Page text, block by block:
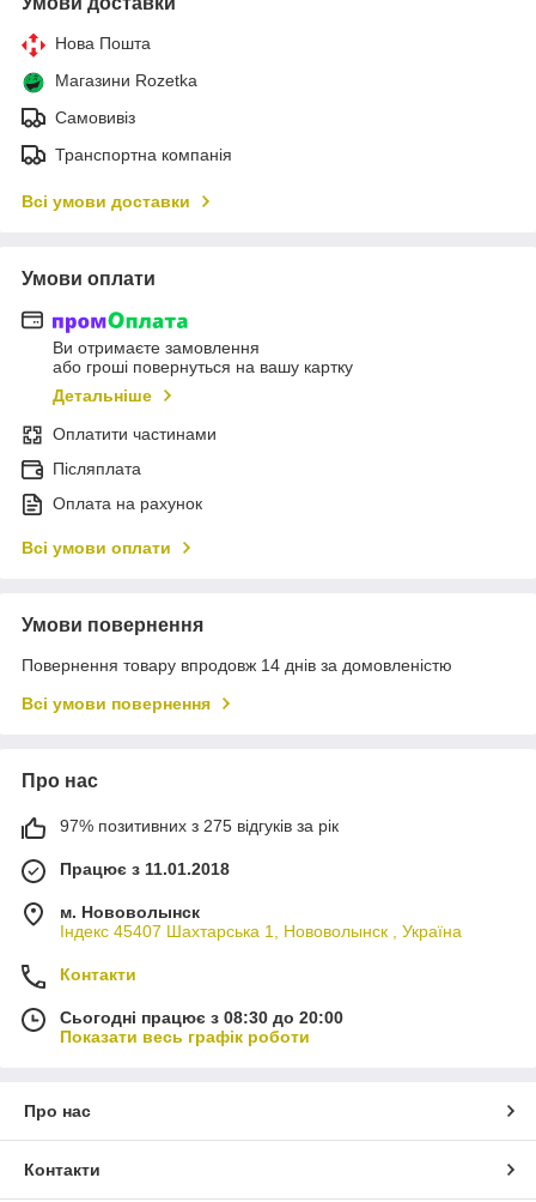
Нова Пошта
Магазини Rozetka
Самовивіз
Транспортна компанія
Всі умови доставки
Умови оплати
Ви отримаєте замовлення
або гроші повернуться на вашу картку
Детальніше
Оплатити частинами
Післяплата
Оплата на рахунок
Всі умови оплати
Умови повернення
Повернення товару впродовж 14 днів за домовленістю
Всі умови повернення
Про нас
97% позитивних з 275 відгуків за рік
Працює з 11.01.2018
м. Нововолынск
Індекс 45407 Шахтарська 1, Нововолынск , Україна
Контакти
Сьогодні працює з 08:30 до 20:00
Показати весь графік роботи
Про нас
Контакти